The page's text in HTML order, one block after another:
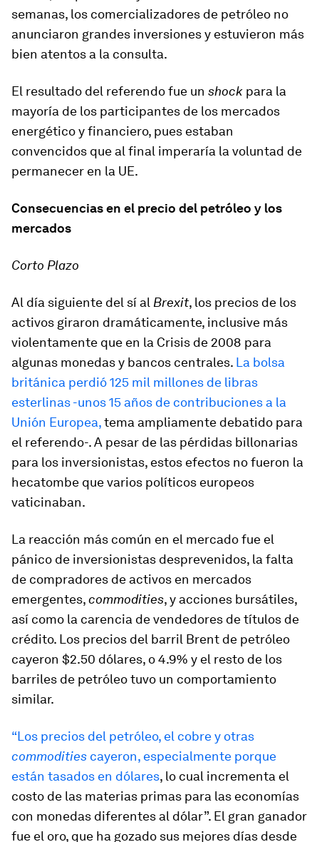
semanas, los comercializadores de petróleo no
anunciaron grandes inversiones y estuvieron más
bien atentos a la consulta.
El resultado del referendo fue un shock para la
mayoría de los participantes de los mercados
energético y financiero, pues estaban
convencidos que al final imperaría la voluntad de
permanecer en la UE.
Consecuencias en el precio del petróleo y los
mercados
Corto Plazo
Al día siguiente del sí al Brexit, los precios de los
activos giraron dramáticamente, inclusive más
violentamente que en la Crisis de 2008 para
algunas monedas y bancos centrales. La bolsa
británica perdió 125 mil millones de libras
esterlinas -unos 15 años de contribuciones a la
Unión Europea,tema ampliamente debatido para
el referendo-. A pesar de las pérdidas billonarias
para los inversionistas, estos efectos no fueron la
hecatombe que varios políticos europeos
vaticinaban.
La reacción más común en el mercado fue el
pánico de inversionistas desprevenidos, la falta
de compradores de activos en mercados
emergentes,commodities, y acciones bursátiles,
así como la carencia de vendedores de títulos de
crédito. Los precios del barril Brent de petróleo
cayeron $2.50 dólares, o 4.9% y el resto de los
barriles de petróleo tuvo un comportamiento
similar.
“Los precios del petróleo, el cobre y otras
commodities cayeron, especialmente porque
están tasados en dólares, lo cual incrementa el
costo de las materias primas para las economías
con monedas diferentes al dólar”. El gran ganador
fue el oro, que ha gozado sus mejores días desde